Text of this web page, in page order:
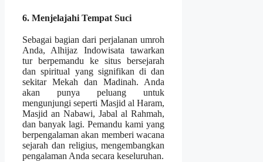
6. Menjelajahi Tempat Suci
Sebagai bagian dari perjalanan umroh
Anda, Alhijaz Indowisata tawarkan
tur berpemandu ke situs bersejarah
dan spiritual yang signifikan di dan
sekitar Mekah dan Madinah. Anda
akan punya peluang untuk
mengunjungi seperti Masjid al Haram,
Masjid an Nabawi, Jabal al Rahmah,
dan banyak lagi. Pemandu kami yang
berpengalaman akan memberi wacana
sejarah dan religius, mengembangkan
pengalaman Anda secara keseluruhan.